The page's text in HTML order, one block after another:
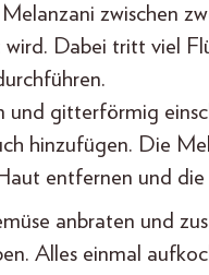
zwischen
Dabei tritt viel
und gitterförmig
hinzufügen. Die
entfernen und
anbraten und
Alles einmal